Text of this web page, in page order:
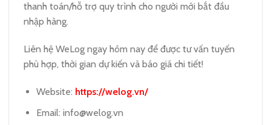
thanh toán/hỗ trợ quy trình cho người mới bắt đầu
nhập hàng.
Liên hệ WeLog ngay hôm nay để được tư vấn tuyến
phù hợp, thời gian dự kiến và báo giá chi tiết!
Website: https://welog.vn/
Email: info@welog.vn